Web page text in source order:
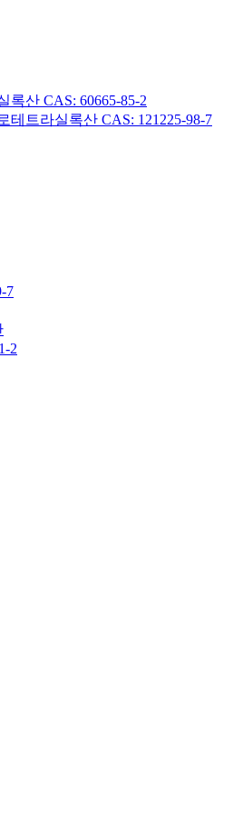
산 CAS: 60665-85-2
테트라실록산 CAS: 121225-98-7
7
2